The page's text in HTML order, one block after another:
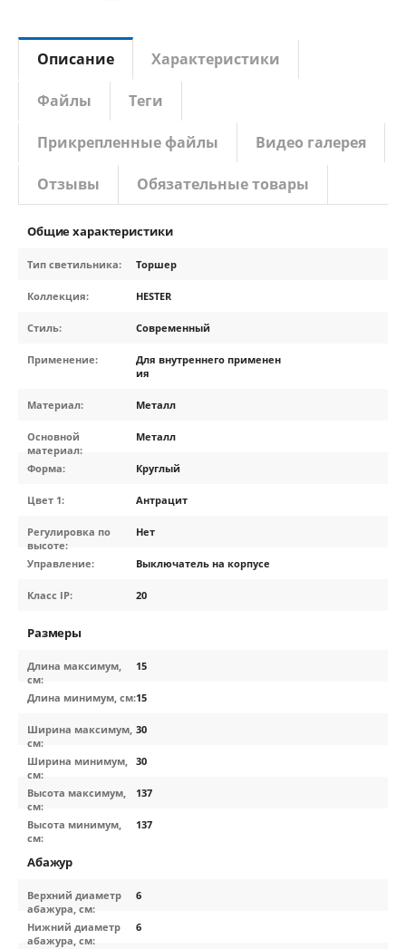
Описание Характеристики
Файлы Теги
Прикрепленные файлы Видео галерея
Отзывы Обязательные товары
Общие характеристики
Тип светильника: Торшер
Коллекция: HESTER
Стиль: Современный
Применение:
Для внутреннего применен
ия
Материал: Металл
Основной
материал:
Металл
Форма: Круглый
Цвет 1: Антрацит
Регулировка по
высоте:
Нет
Управление: Выключатель на корпусе
Класс IP: 20
Размеры
Длина максимум,
см:
15
Длина минимум, см:15
Ширина максимум,
см:
30
Ширина минимум,
см:
30
Высота максимум,
см:
137
Высота минимум,
см:
137
Абажур
Верхний диаметр
абажура, см:
6
Нижний диаметр
абажура, см:
6